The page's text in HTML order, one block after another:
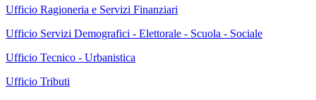
Ufficio Ragioneria e Servizi Finanziari
Ufficio Servizi Demografici - Elettorale - Scuola - Sociale
Ufficio Tecnico - Urbanistica
Ufficio Tributi